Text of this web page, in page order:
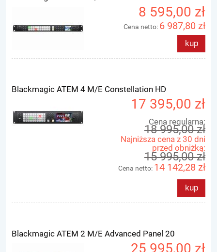
8 595,00 zł
Cena netto: 6 987,80 zł
kup
Blackmagic ATEM 4 M/E Constellation HD
17 395,00 zł
Cena regularna:
18 995,00 zł
Najniższa cena z 30 dni
przed obniżką:
15 995,00 zł
Cena netto: 14 142,28 zł
kup
Blackmagic ATEM 2 M/E Advanced Panel 20
25 995,00 zł